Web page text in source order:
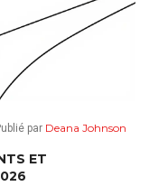
par Deana Johnson
ET